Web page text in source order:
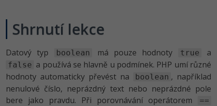
Shrnutí lekce
Datový typ boolean má pouze hodnoty true a
false a používá se hlavně u podmínek. PHP umí různé
hodnoty automaticky převést na
boolean , například
nenulové číslo, neprázdný text nebo neprázdné pole
bere jako pravdu. Při porovnávání operátorem
==